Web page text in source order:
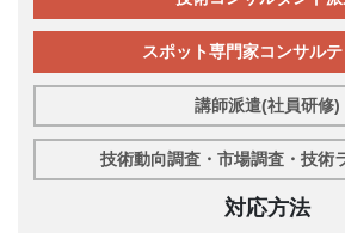
スポット専門家コンサル
講師派遣(社員研修)
技術動向調査・市場調査・技術
対応方法